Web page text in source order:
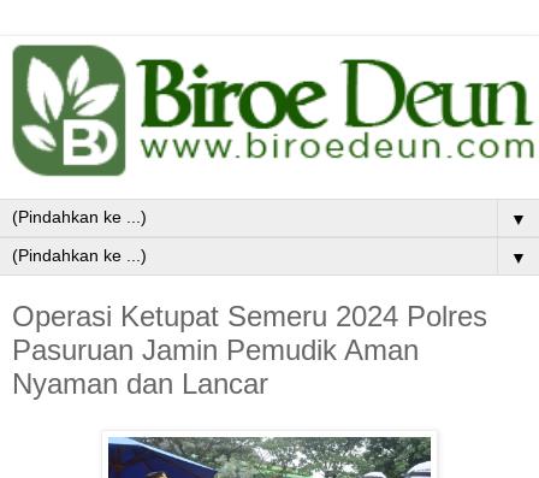
▼
▼
Operasi Ketupat Semeru 2024 Polres
Pasuruan Jamin Pemudik Aman
Nyaman dan Lancar